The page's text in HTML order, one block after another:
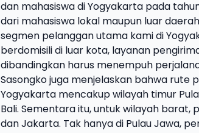
dan mahasiswa di Yogyakarta pada
dari mahasiswa lokal maupun luar
segmen pelanggan utama kami di
berdomisili di luar kota, layanan
dibandingkan harus menempuh
Sasongko juga menjelaskan bahwa
Yogyakarta mencakup wilayah timur
Bali. Sementara itu, untuk wilayah barat,
dan Jakarta. Tak hanya di Pulau Jawa,